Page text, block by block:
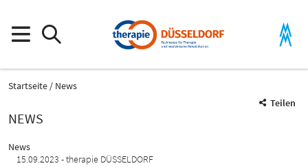
Startseite
News
Teilen
NEWS
News
15.09.2023
therapie DÜSSELDORF